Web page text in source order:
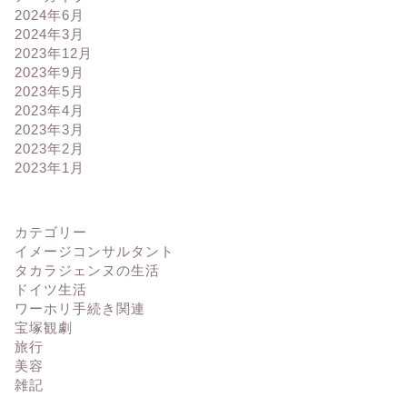
2024年6月
2024年3月
2023年12月
2023年9月
2023年5月
2023年4月
2023年3月
2023年2月
2023年1月
カテゴリー
イメージコンサルタント
タカラジェンヌの生活
ドイツ生活
ワーホリ手続き関連
宝塚観劇
旅行
美容
雑記